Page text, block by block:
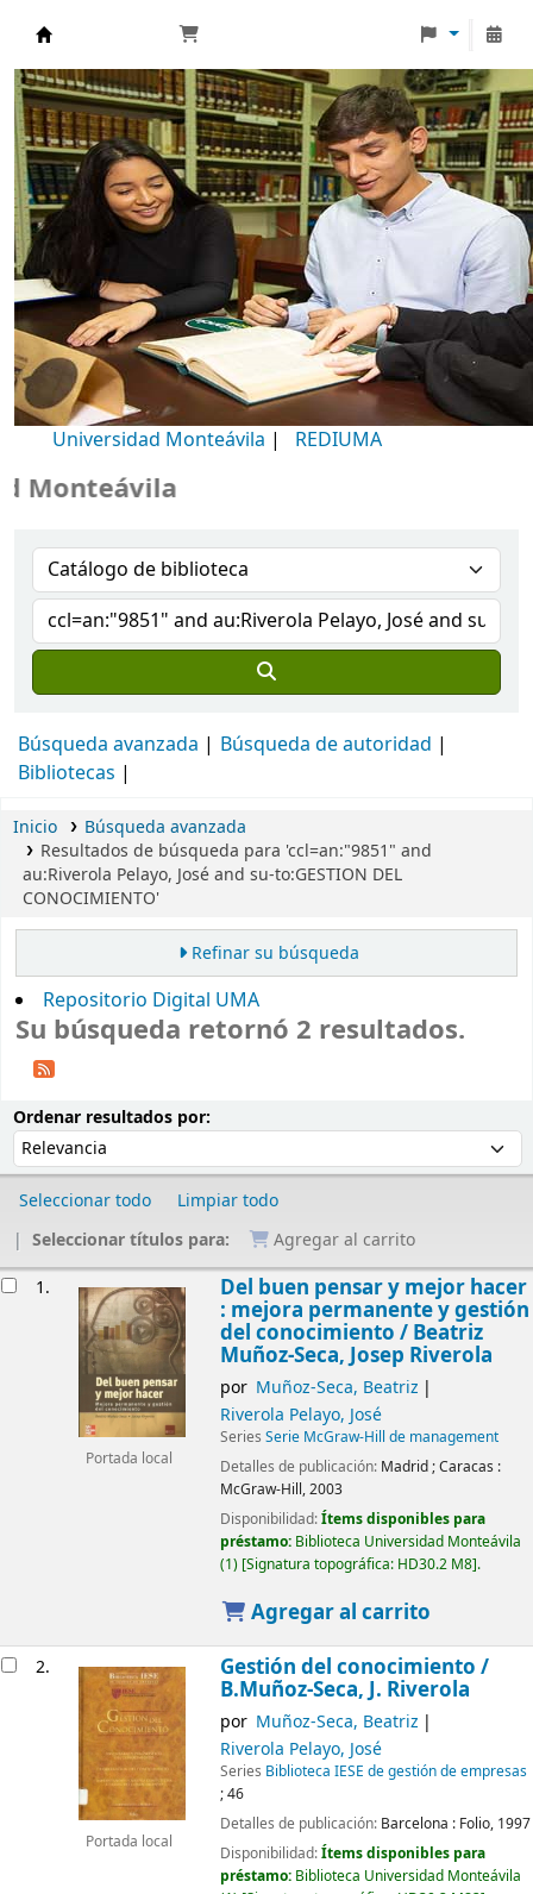
Biblioteca Universidad Monteávila
Universidad Monteávila | REDIUMA
Búsqueda avanzada
Búsqueda de autoridad
Bibliotecas
Inicio
Búsqueda avanzada
Resultados de búsqueda para 'ccl=an:"9851" and
au:Riverola Pelayo, José and su-to:GESTION DEL
CONOCIMIENTO'
Refinar su búsqueda
Repositorio Digital UMA
Su búsqueda retornó 2 resultados.
Ordenar resultados por:
Seleccionar todo
Limpiar todo
Seleccionar títulos para:
Agregar al carrito
1.
Portada local
Del buen pensar y mejor hacer
: mejora permanente y gestión
del conocimiento / Beatriz
Muñoz-Seca, Josep Riverola
por Muñoz-Seca, Beatriz
Riverola Pelayo, José
Series Serie McGraw-Hill de management
Detalles de publicación: Madrid ; Caracas :
McGraw-Hill,2003
Disponibilidad:Ítems disponibles para
préstamo: Biblioteca Universidad Monteávila
(1) Signatura topográfica: HD30.2 M8 .
Agregar al carrito
2.
Portada local
Gestión del conocimiento /
B.Muñoz-Seca, J. Riverola
por Muñoz-Seca, Beatriz
Riverola Pelayo, José
Series Biblioteca IESE de gestión de empresas
; 46
Detalles de publicación: Barcelona : Folio, 1997
Disponibilidad:Ítems disponibles para
préstamo: Biblioteca Universidad Monteávila